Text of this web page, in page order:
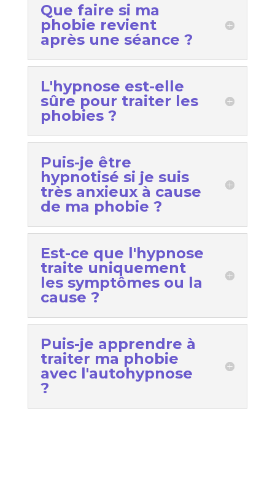
Que faire si ma
phobie revient
après une séance ?
L'hypnose est-elle
sûre pour traiter les
phobies ?
Puis-je être
hypnotisé si je suis
très anxieux à cause
de ma phobie ?
Est-ce que l'hypnose
traite uniquement
les symptômes ou la
cause ?
Puis-je apprendre à
traiter ma phobie
avec l'autohypnose
?